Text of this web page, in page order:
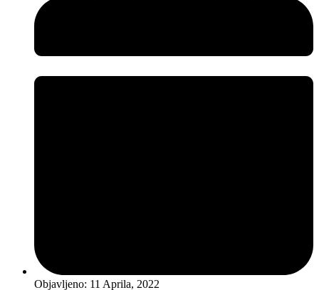
Objavljeno: 11 Aprila, 2022